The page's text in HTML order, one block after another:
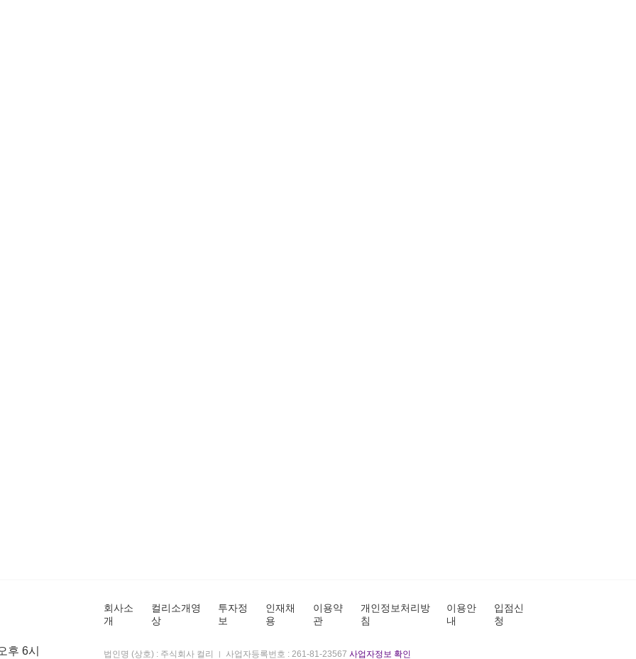
후 6시
회사소
개
컬리소개영
상
투자정
보
인재채
용
이용약
관
개인정보처리방
침
이용안
내
입점신
청
법인명 (상호) : 주식회사 컬리 사업자등록번호 : 261-81-23567 사업자정보 확인